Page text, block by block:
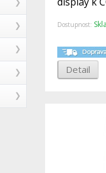
Dostupnost:
Detail